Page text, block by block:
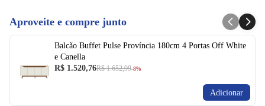
Aproveite e compre junto
Balcão Buffet Pulse Província 180cm 4 Portas Off White
e Canella
R$ 1.520,76R$ 1.652,99-8%
Adicionar